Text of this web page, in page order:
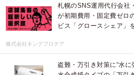
札幌のSNS運用代行会社
が初期費用・固定費ゼロ
ビス「グロースシェア」
株式会社キングプロテア
盗難・万引き対策に“水